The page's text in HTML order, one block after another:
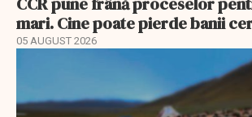
mari. Cine poate pierde banii
05 AUGUST 2026